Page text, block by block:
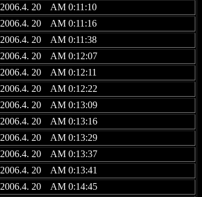
2006.4. 20 AM 0:11:10
2006.4. 20 AM 0:11:16
2006.4. 20 AM 0:11:38
2006.4. 20 AM 0:12:07
2006.4. 20 AM 0:12:11
2006.4. 20 AM 0:12:22
2006.4. 20 AM 0:13:09
2006.4. 20 AM 0:13:16
2006.4. 20 AM 0:13:29
2006.4. 20 AM 0:13:37
2006.4. 20 AM 0:13:41
2006.4. 20 AM 0:14:45